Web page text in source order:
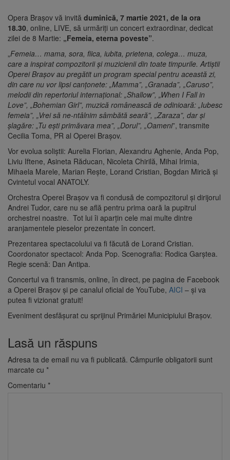
Opera Brașov vă invită duminică, 7 martie 2021, de la ora
18.30, online, LIVE, să urmăriți un concert extraordinar, dedicat
zilei de 8 Martie: „Femeia, eterna poveste”.
„Femeia… mama, sora, fiica, iubita, prietena, colega… muza,
care a inspirat compozitorii și muzicienii din toate timpurile. Artiștii
Operei Brașov au pregătit un program special pentru această zi,
din care nu vor lipsi canțonete: „Mamma”, „Granada”, „Caruso”,
melodii din repertoriul internațional: „Shallow”, „When I Fall in
Love”, „Bohemian Girl”, muzică românească de odinioară: „Iubesc
femeia”, „Vrei să ne-ntâlnim sâmbătă seară”, „Zaraza”, dar și
șlagăre: „Tu ești primăvara mea”, „Dorul”, „Oameni”, transmite
Cecilia Toma, PR al Operei Brașov.
Vor evolua soliștii: Aurelia Florian, Alexandru Aghenie, Anda Pop,
Liviu Iftene, Asineta Răducan, Nicoleta Chirilă, Mihai Irimia,
Mihaela Marele, Marian Rește, Lorand Cristian, Bogdan Mirică și
Cvintetul vocal ANATOLY.
Orchestra Operei Brașov va fi condusă de compozitorul și dirijorul
Andrei Tudor, care nu se află pentru prima oară la pupitrul
orchestrei noastre. Tot lui îi aparțin cele mai multe dintre
aranjamentele pieselor prezentate în concert.
Prezentarea spectacolului va fi făcută de Lorand Cristian.
Coordonator spectacol: Anda Pop. Scenografia: Rodica Garștea.
Regie scenă: Dan Antipa.
Concertul va fi transmis, online, în direct, pe pagina de Facebook
a Operei Brașov și pe canalul oficial de YouTube, AICI – și va
putea fi vizionat gratuit!
Eveniment desfăşurat cu sprijinul Primăriei Municipiului Braşov.
Lasă un răspuns
Adresa ta de email nu va fi publicată. Câmpurile obligatorii sunt
marcate cu *
Comentariu *